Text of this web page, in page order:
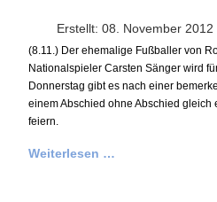
Erstellt: 08. November 2012
(8.11.) Der ehemalige Fußballer von
Nationalspieler Carsten Sänger wird
Donnerstag gibt es nach einer
einem Abschied ohne Abschied gleich
feiern.
Weiterlesen …